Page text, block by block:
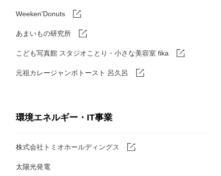
Weeken'Donuts
あまいもの研究所
こども写真館 スタジオことり・小さな美容室 fika
元祖カレージャンボトースト 呂久呂
環境エネルギー・IT事業
株式会社トミオホールディングス
太陽光発電